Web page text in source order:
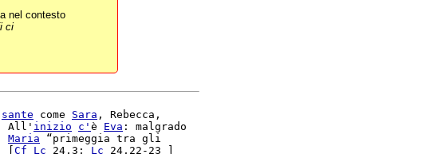
nel contesto
ci
sante come Sara , Rebecca,
All' inizio c' è Eva : malgrado
Maria “primeggia tra gli
[ Cf Lc 24,3; Lc 24,22-23 ]